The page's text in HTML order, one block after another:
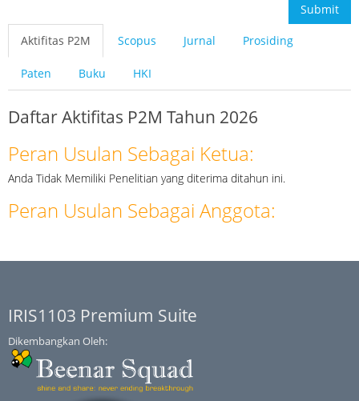
Submit
Aktifitas P2M Scopus Jurnal Prosiding
Paten Buku HKI
Daftar Aktifitas P2M Tahun 2026
Peran Usulan Sebagai Ketua:
Anda Tidak Memiliki Penelitian yang diterima ditahun ini.
Peran Usulan Sebagai Anggota:
IRIS1103 Premium Suite
Dikembangkan Oleh: